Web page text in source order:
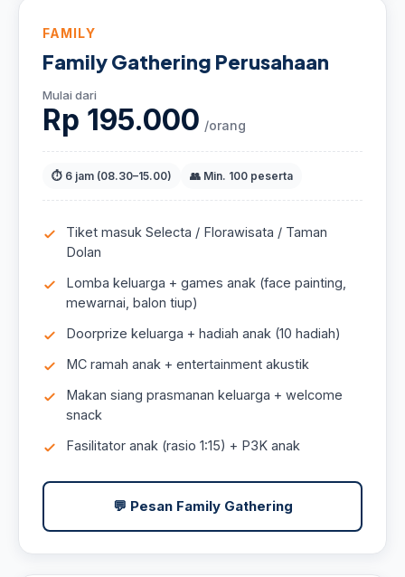
FAMILY
Family Gathering Perusahaan
Mulai dari
Rp 195.000 /orang
⏱ 6 jam (08.30–15.00) 👥 Min. 100 peserta
Tiket masuk Selecta / Florawisata / Taman
Dolan
Lomba keluarga + games anak (face painting,
mewarnai, balon tiup)
Doorprize keluarga + hadiah anak (10 hadiah)
MC ramah anak + entertainment akustik
Makan siang prasmanan keluarga + welcome
snack
Fasilitator anak (rasio 1:15) + P3K anak
💬 Pesan Family Gathering